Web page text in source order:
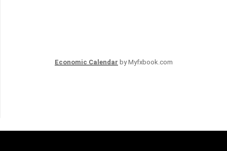
Economic Calendar by Myfxbook.com